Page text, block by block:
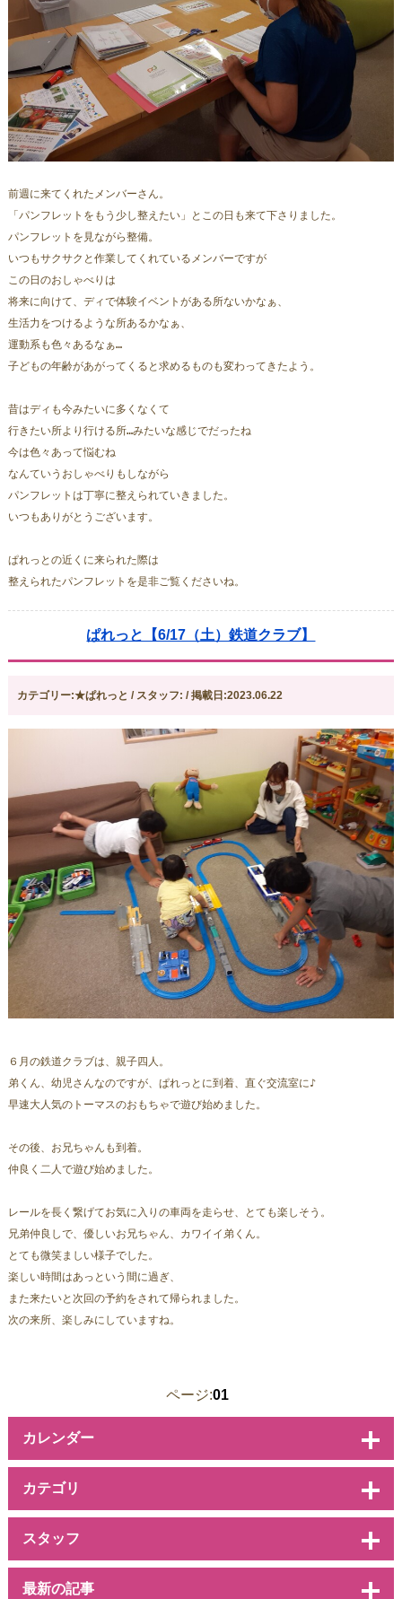
前週に来てくれたメンバーさん。
「パンフレットをもう少し整えたい」とこの日も来て下さりました。
パンフレットを見ながら整備。
いつもサクサクと作業してくれているメンバーですが
この日のおしゃべりは
将来に向けて、ディで体験イベントがある所ないかなぁ、
生活力をつけるような所あるかなぁ、
運動系も色々あるなぁ…
子どもの年齢があがってくると求めるものも変わってきたよう。
昔はディも今みたいに多くなくて
行きたい所より行ける所…みたいな感じでだったね
今は色々あって悩むね
なんていうおしゃべりもしながら
パンフレットは丁寧に整えられていきました。
いつもありがとうございます。
ぱれっとの近くに来られた際は
整えられたパンフレットを是非ご覧くださいね。
ぱれっと【6/17（土）鉄道クラブ】
カテゴリー:★ぱれっと / スタッフ: / 掲載日:2023.06.22
６月の鉄道クラブは、親子四人。
弟くん、幼児さんなのですが、ぱれっとに到着、直ぐ交流室に♪
早速大人気のトーマスのおもちゃで遊び始めました。
その後、お兄ちゃんも到着。
仲良く二人で遊び始めました。
レールを長く繋げてお気に入りの車両を走らせ、とても楽しそう。
兄弟仲良しで、優しいお兄ちゃん、カワイイ弟くん。
とても微笑ましい様子でした。
楽しい時間はあっという間に過ぎ、
また来たいと次回の予約をされて帰られました。
次の来所、楽しみにしていますね。
ページ:01
カレンダー
カテゴリ
スタッフ
最新の記事